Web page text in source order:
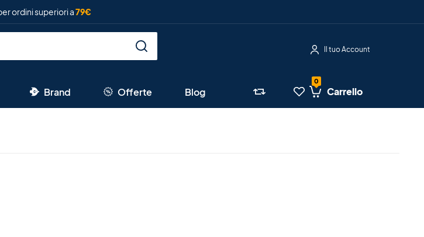
ordini superiori a79€
Il tuo Account
Brand Offerte Blog Carrello